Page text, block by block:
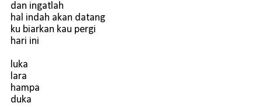
dan ingatlah
hal indah akan datang
ku biarkan kau pergi
hari ini
luka
lara
hampa
duka